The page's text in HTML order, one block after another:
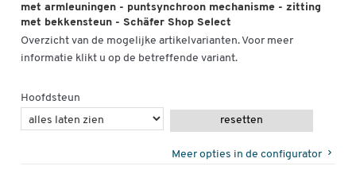
met armleuningen - puntsynchroon mechanisme - zitting
met bekkensteun - Schäfer Shop Select
Overzicht van de mogelijke artikelvarianten. Voor meer
informatie klikt u op de betreffende variant.
Hoofdsteun
resetten
Meer opties in de configurator